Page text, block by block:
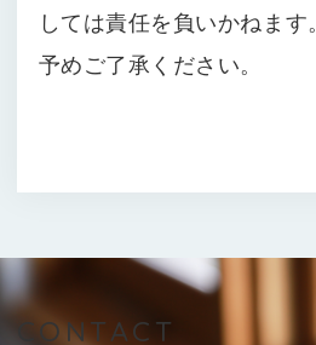
しては責任を負いかねます。
予めご了承ください。
CONTACT